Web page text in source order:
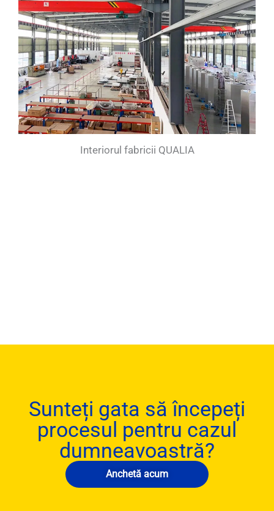
Interiorul fabricii QUALIA
Sunteți gata să începeți
procesul pentru cazul
dumneavoastră?
Anchetă acum